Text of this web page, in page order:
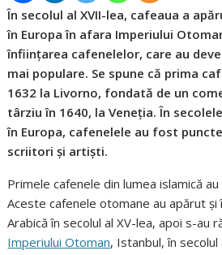
În secolul al XVII-lea, cafeaua a
în Europa în afara Imperiului
înființarea cafenelelor, care au
mai populare. Se spune că prima
1632 la Livorno, fondată de un
târziu în 1640, la Veneția. În
în Europa, cafenelele au fost
scriitori și artiști.
Primele cafenele din lumea islamică
Aceste cafenele otomane au apărut și
Arabică în secolul al XV-lea, apoi s-au
Imperiului Otoman, Istanbul, în secolul